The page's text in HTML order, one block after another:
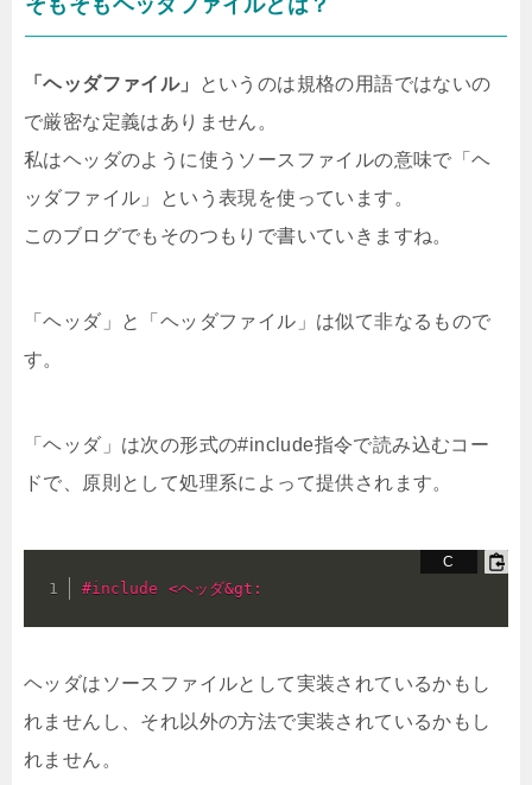
そもそもヘッダファイルとは？
「ヘッダファイル」
というのは規格の用語ではないの
で厳密な定義はありません。
私はヘッダのように使うソースファイルの意味で「ヘ
ッダファイル」という表現を使っています。
このブログでもそのつもりで書いていきますね。
「ヘッダ」と「ヘッダファイル」は似て非なるもので
す。
「ヘッダ」は次の形式の#include指令で読み込むコー
ドで、原則として処理系によって提供されます。
#include <ヘッダ&gt:
ヘッダはソースファイルとして実装されているかもし
れませんし、それ以外の方法で実装されているかもし
れません。